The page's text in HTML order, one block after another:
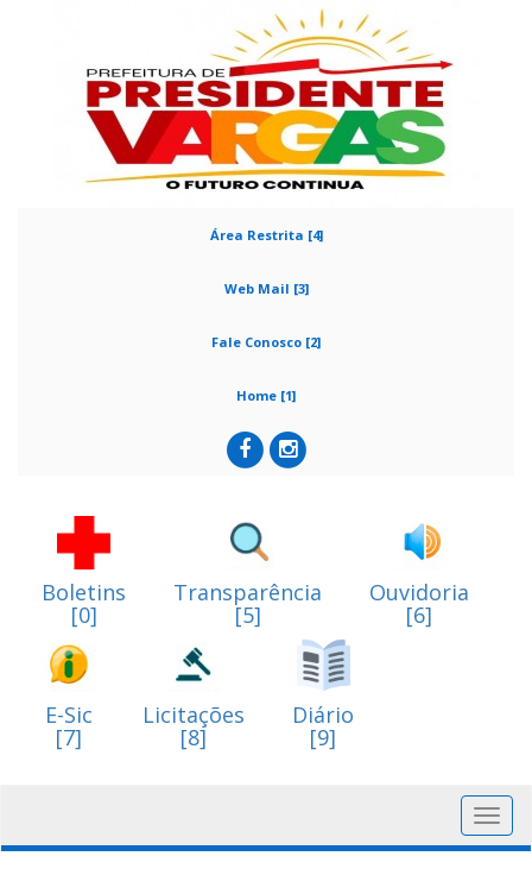
Área Restrita [4]
Web Mail [3]
Fale Conosco [2]
Home [1]
Boletins
[0]
Transparência
[5]
Ouvidoria
[6]
E-Sic
[7]
Licitações
[8]
Diário
[9]